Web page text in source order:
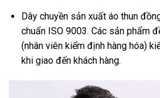
Dây chuyền sản xuất áo thun
chuẩn ISO 9003. Các sản phẩm
(nhân viên kiểm định hàng hóa)
khi giao đến khách hàng.